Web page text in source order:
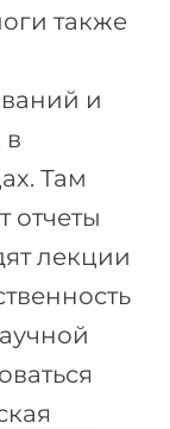
также
и
в
Там
отчеты
лекции